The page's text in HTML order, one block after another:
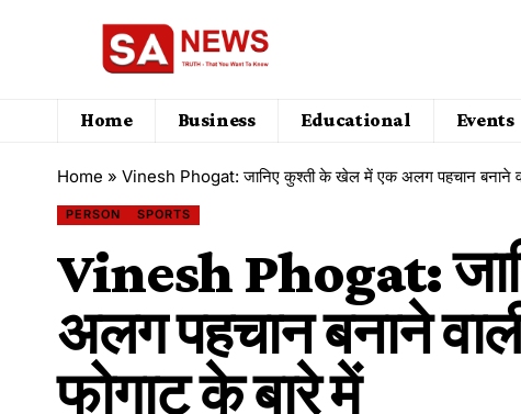
Home Business Educational Events
Home » Vinesh Phogat: जानिए कुश्ती के खेल में एक अलग पहचान बनाने
PERSON SPORTS
Vinesh Phogat:
अलग पहचान बनाने
फोगाट के बारे में